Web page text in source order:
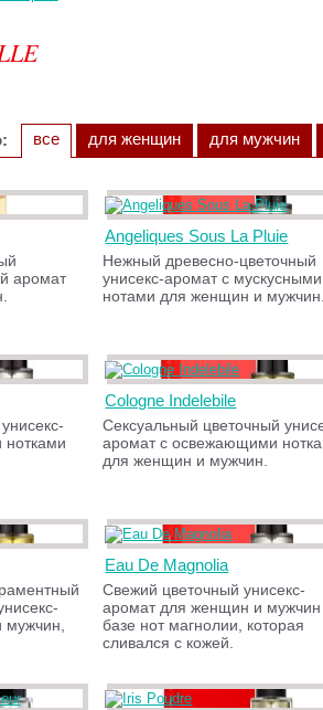
все для женщин для мужчин
аромат
Angeliques Sous La Pluie
Нежный древесно-цветочный
унисекс-аромат с мускусными
нотами для женщин и мужчин.
Cologne Indelebile
Сексуальный цветочный
аромат с освежающими
для женщин и мужчин.
Eau De Magnolia
Свежий цветочный унисекс-
аромат для женщин и мужчин
базе нот магнолии, которая
сливался с кожей.